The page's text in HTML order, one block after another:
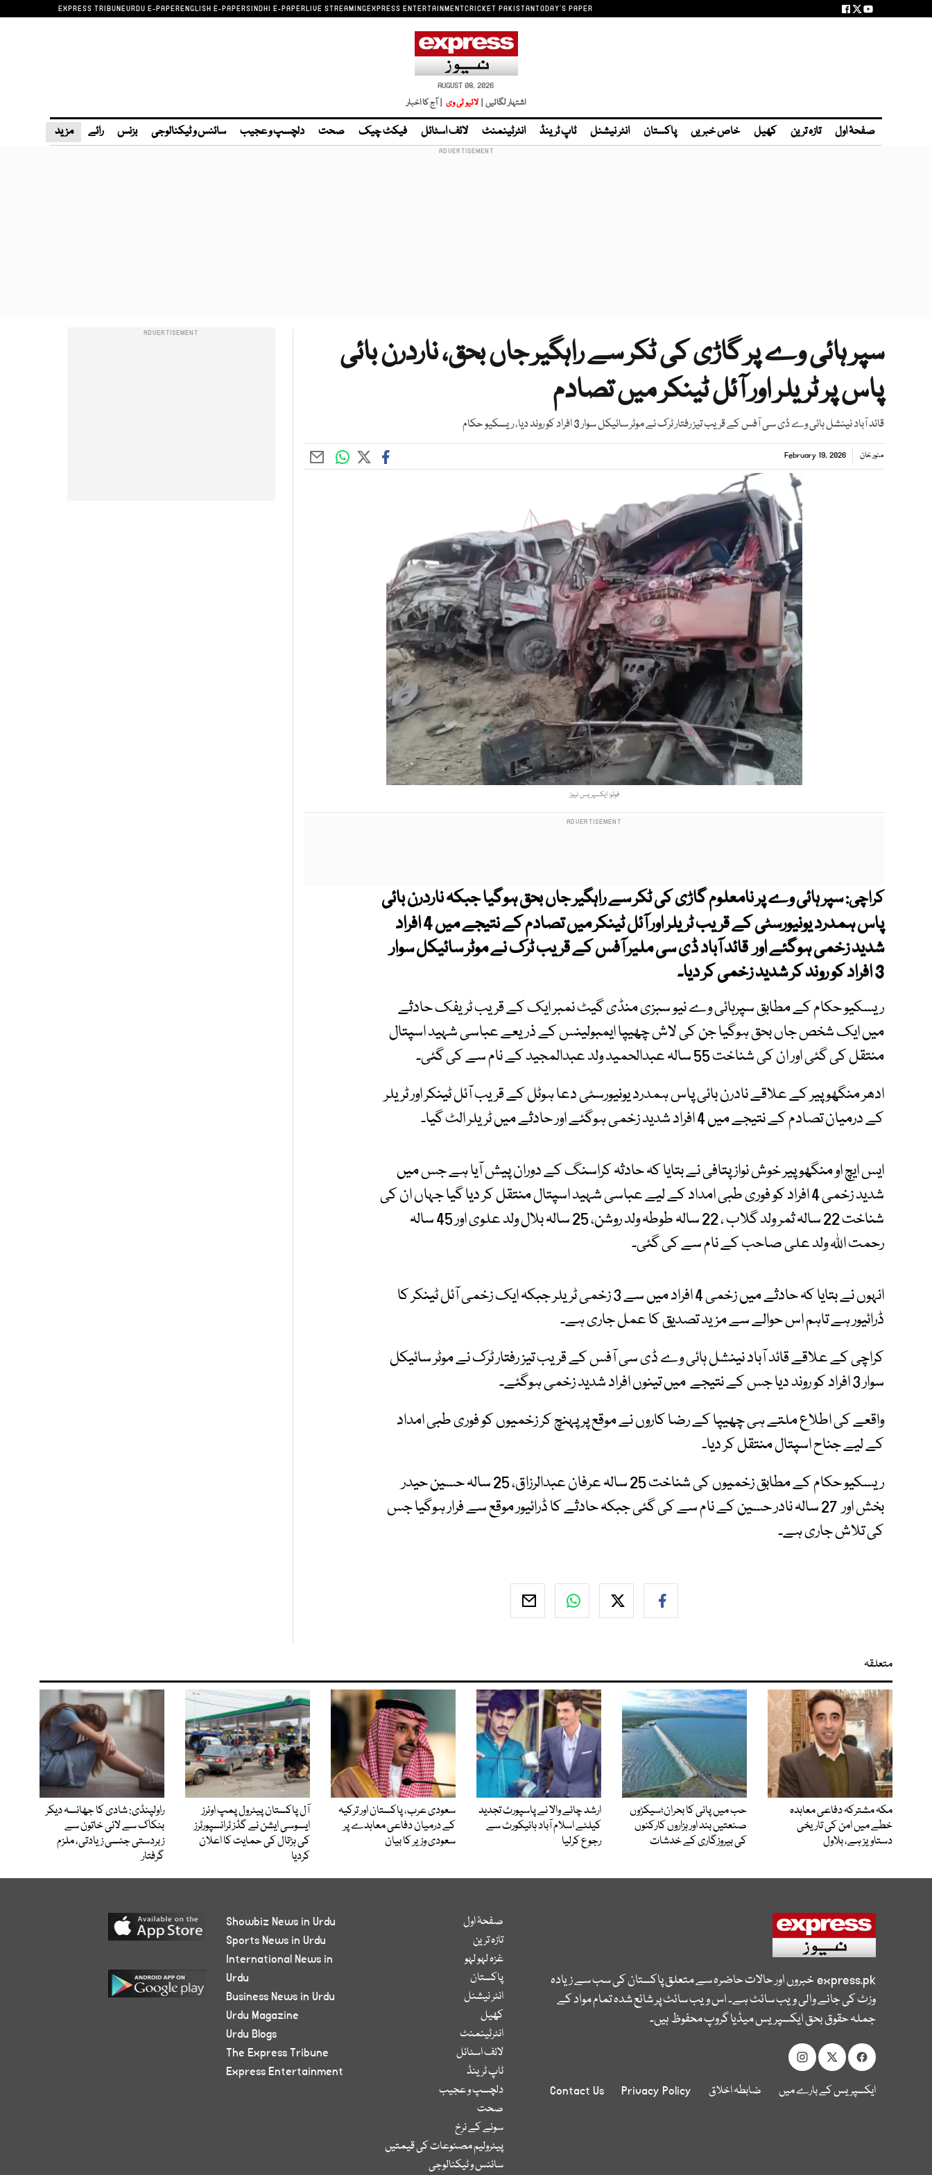
EXPRESS TRIBUNEURDU E-PAPERENGLISH E-PAPERSINDHI E-PAPERLIVE STREAMINGEXPRESS ENTERTAINMENTCRICKET PAKISTANTODAY'S PAPER
AUGUST 08, 2026
اشتہار لگائیں | لائیو ٹی وی | آج کا اخبار
صفحۂ اول تازہ ترین کھیل خاص خبریں پاکستان انٹر نیشنل ٹاپ ٹرینڈ انٹرٹینمنٹ لائف اسٹائل فیکٹ چیک صحت دلچسپ و عجیب سائنس و ٹیکنالوجی بزنس رائے مزید
سپر ہائی وے پر گاڑی کی ٹکر سے راہگیر جاں بحق، ناردرن بائی
پاس پر ٹریلر اور آئل ٹینکر میں تصادم
قائد آباد نینشل ہائی وے ڈی سی آفس کے قریب تیز رفتار ٹرک نے موٹر سائیکل سوار 3 افراد کو روند دیا، ریسکیو حکام
منور خان February 19, 2026
فوٹو: ایکسپریس نیوز
کراچی:سپر ہائی وے پر نامعلوم گاڑی کی ٹکر سے راہگیر جاں بحق ہوگیا جبکہ ناردرن بائی
پاس ہمدرد یونیورسٹی کے قریب ٹریلر اور آئل ٹینکر میں تصادم کے نتیجے میں 4 افراد
شدید زخمی ہوگئے اور قائد آباد ڈی سی ملیر آفس کے قریب ٹرک نے موٹر سائیکل سوار
3 افراد کو روند کر شدید زخمی کر دیا۔
ریسکیو حکام کے مطابق سپرہائی وے نیو سبزی منڈی گیٹ نمبر ایک کے قریب ٹریفک حادثے
میں ایک شخص جاں بحق ہوگیا جن کی لاش چھیپا ایمبولینس کے ذریعے عباسی شہید اسپتال
منتقل کی گئی اور ان کی شناخت 55 سالہ عبدالحمید ولد عبدالمجید کے نام سے کی گئی۔
ادھر منگھوپیر کے علاقے نادرن بائی پاس ہمدرد یونیورسٹی دعا ہوٹل کے قریب آئل ٹینکر اور ٹریلر
کے درمیان تصادم کے نتیجے میں 4 افراد شدید زخمی ہوگئے اور حادثے میں ٹریلر الٹ گیا۔
ایس ایچ او منگھوپیر خوش نواز پتافی نے بتایا کہ حادثہ کراسنگ کے دوران پیش آیا ہے جس میں
شدید زخمی 4 افراد کو فوری طبی امداد کے لیے عباسی شہید اسپتال منتقل کر دیا گیا جہاں ان کی
شناخت 22 سالہ ثمر ولد گلاب ، 22 سالہ طوطہ ولد روشن، 25 سالہ بلال ولد علوی اور 45 سالہ
رحمت اللہ ولد علی صاحب کے نام سے کی گئی۔
انہوں نے بتایا کہ حادثے میں زخمی 4 افراد میں سے 3 زخمی ٹریلر جبکہ ایک زخمی آئل ٹینکر کا
ڈرائیور ہے تاہم اس حوالے سے مزید تصدیق کا عمل جاری ہے۔
کراچی کے علاقے قائد آباد نینشل ہائی وے ڈی سی آفس کے قریب تیز رفتار ٹرک نے موٹر سائیکل
سوار 3 افراد کو روند دیا جس کے نتیجے میں تینوں افراد شدید زخمی ہوگئے۔
واقعے کی اطلاع ملتے ہی چھیپا کے رضا کاروں نے موقع پر پہنچ کر زخمیوں کو فوری طبی امداد
کے لیے جناح اسپتال منتقل کر دیا۔
ریسکیو حکام کے مطابق زخمیوں کی شناخت 25 سالہ عرفان عبدالرزاق، 25 سالہ حسین حیدر
بخش اور 27 سالہ نادر حسین کے نام سے کی گئی جبکہ حادثے کا ڈرائیور موقع سے فرار ہوگیا جس
کی تلاش جاری ہے۔
متعلقہ
مکہ مشترکہ دفاعی معاہدہ
خطے میں امن کی تاریخی
دستاویز ہے، بلاول
حب میں پانی کا بحران؛سیکڑوں
صنعتیں بند اور ہزاروں کارکنوں
کی بیروزگاری کے خدشات
ارشد چائے والا نے پاسپورٹ تجدید
کیلئے اسلام آباد ہائیکورٹ سے
رجوع کرلیا
سعودی عرب، پاکستان اور ترکیہ
کے درمیان دفاعی معاہدے پر
سعودی وزیر کا بیان
آل پاکستان پیٹرول پمپ اونرز
ایسوسی ایشن نے گڈز ٹرانسپورٹرز
کی ہڑتال کی حمایت کا اعلان
کردیا
راولپنڈی: شادی کا جھانسہ دیکر
بنکاک سے لائی خاتون سے
زبردستی جنسی زیادتی، ملزم
گرفتار
express.pkخبروں اور حالات حاضرہ سے متعلق پاکستان کی سب سے زیادہ
وزٹ کی جانے والی ویب سائٹ ہے۔ اس ویب سائٹ پر شائع شدہ تمام مواد کے
جملہ حقوق بحق ایکسپریس میڈیا گروپ محفوظ ہیں۔
ایکسپریس کے بارے میں ضابطہ اخلاق Privacy Policy
Contact Us
صفحۂ اول
تازہ ترین
غزہ لہو لہو
پاکستان
انٹر نیشنل
کھیل
انٹرٹینمنٹ
لائف اسٹائل
ٹاپ ٹرینڈ
دلچسپ و عجیب
صحت
سونے کے نرخ
پیٹرولیم مصنوعات کی قیمتیں
سائنس و ٹیکنالوجی
Showbiz News in Urdu
Sports News in Urdu
International News in
Urdu
Business News in Urdu
Urdu Magazine
Urdu Blogs
The Express Tribune
Express Entertainment